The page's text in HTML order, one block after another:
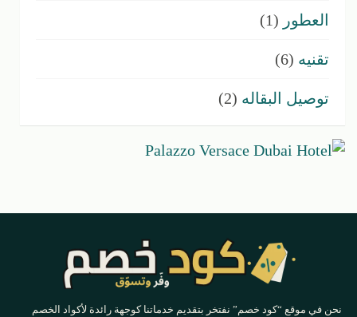
العطور (1)
تقنيه (6)
توصيل البقاله (2)
نحن في موقع “كود خصم” نفتخر بتقديم خدماتنا كوجهة رائدة لأكواد الخصم